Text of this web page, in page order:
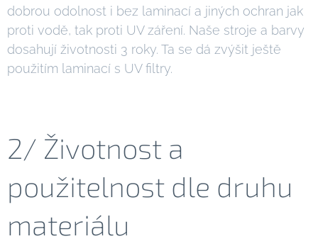
dobrou odolnost i bez laminací a jiných ochran jak
proti vodě, tak proti UV záření. Naše stroje a barvy
dosahují životnosti 3 roky. Ta se dá zvýšit ještě
použitím laminací s UV filtry.
2/ Životnost a
použitelnost dle druhu
materiálu